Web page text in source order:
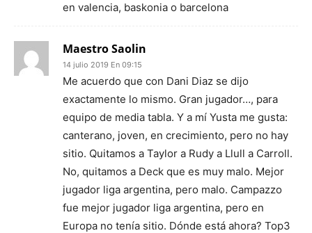
en valencia, baskonia o barcelona
Maestro Saolin
14 julio 2019 En 09:15
Me acuerdo que con Dani Diaz se dijo
exactamente lo mismo. Gran jugador…, para
equipo de media tabla. Y a mí Yusta me gusta:
canterano, joven, en crecimiento, pero no hay
sitio. Quitamos a Taylor a Rudy a Llull a Carroll.
No, quitamos a Deck que es muy malo. Mejor
jugador liga argentina, pero malo. Campazzo
fue mejor jugador liga argentina, pero en
Europa no tenía sitio. Dónde está ahora? Top3